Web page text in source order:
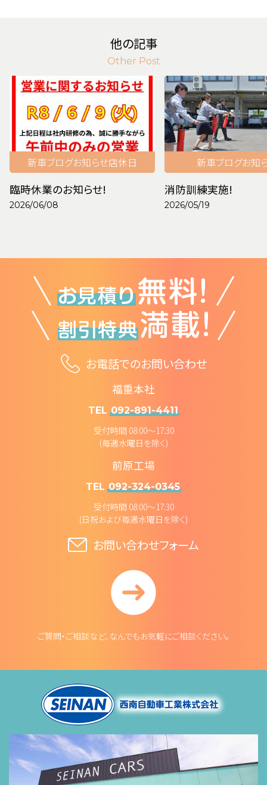
他の記事
Other Post
新車ブログお知らせ店休日
臨時休業のお知らせ!
2026/06/08
新車ブログお知
消防訓練実施!
2026/05/19
お電話でのお問い合わせ
福重本社
TEL 092-891-4411
受付時間 08:00～17:30
(毎週水曜日を除く)
前原工場
TEL 092-324-0345
受付時間 08:00～17:30
(日祝および毎週水曜日を除く)
お問い合わせフォーム
ご質問・ご相談など、なんでもお気軽にご相談ください。